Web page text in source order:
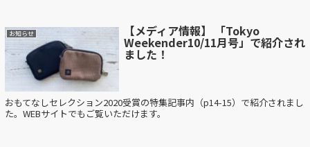
お知らせ 【メディア情報】 「Tokyo
Weekender10/11月号」で紹介され
ました！
おもてなしセレクション2020受賞の特集記事内（p14-15）で紹介されまし
た。WEBサイトでもご覧いただけます。